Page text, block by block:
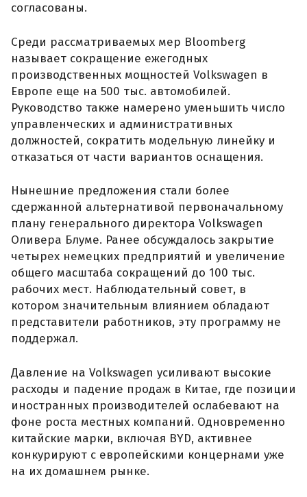
согласованы.
Среди рассматриваемых мер Bloomberg
называет сокращение ежегодных
производственных мощностей Volkswagen в
Европе еще на 500 тыс. автомобилей.
Руководство также намерено уменьшить число
управленческих и административных
должностей, сократить модельную линейку и
отказаться от части вариантов оснащения.
Нынешние предложения стали более
сдержанной альтернативой первоначальному
плану генерального директора Volkswagen
Оливера Блуме. Ранее обсуждалось закрытие
четырех немецких предприятий и увеличение
общего масштаба сокращений до 100 тыс.
рабочих мест. Наблюдательный совет, в
котором значительным влиянием обладают
представители работников, эту программу не
поддержал.
Давление на Volkswagen усиливают высокие
расходы и падение продаж в Китае, где позиции
иностранных производителей ослабевают на
фоне роста местных компаний. Одновременно
китайские марки, включая BYD, активнее
конкурируют с европейскими концернами уже
на их домашнем рынке.